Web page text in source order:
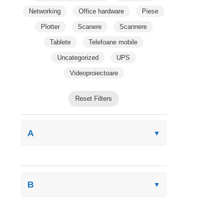
Networking Office hardware Piese
Plotter Scanere Scannere
Tablete Telefoane mobile
Uncategorized UPS
Videoproiectoare
Reset Filters
A ▼
B ▼